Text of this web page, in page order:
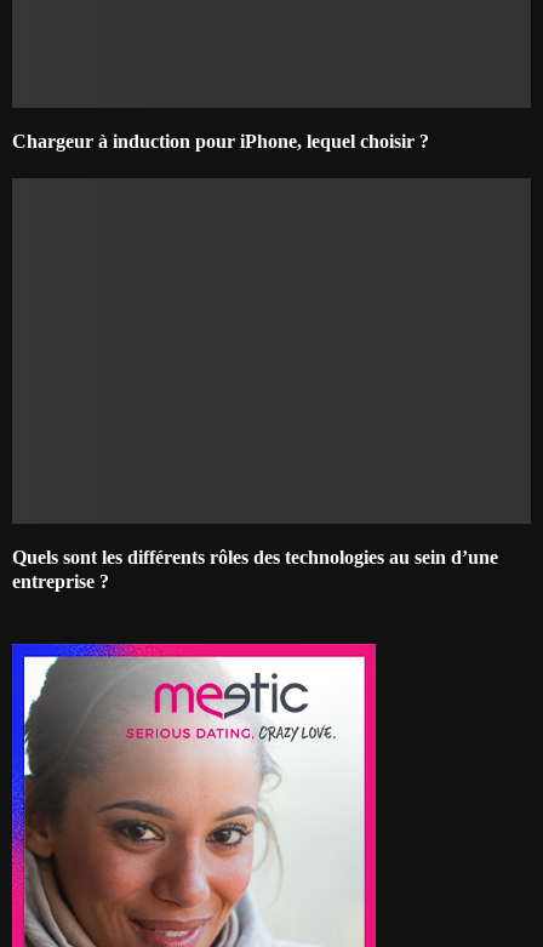
Chargeur à induction pour iPhone, lequel choisir ?
Quels sont les différents rôles des technologies au sein d’une
entreprise ?